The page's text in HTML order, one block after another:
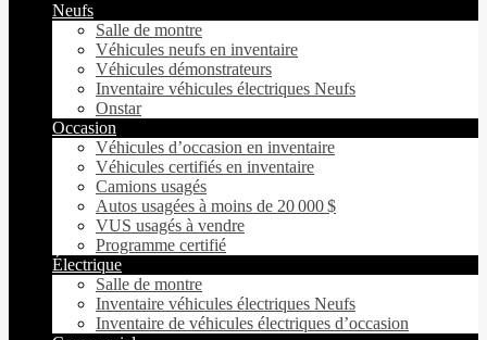
Neufs
Salle de montre
Véhicules neufs en inventaire
Véhicules démonstrateurs
Inventaire véhicules électriques Neufs
Onstar
Occasion
Véhicules d’occasion en inventaire
Véhicules certifiés en inventaire
Camions usagés
Autos usagées à moins de 20 000 $
VUS usagés à vendre
Programme certifié
Électrique
Salle de montre
Inventaire véhicules électriques Neufs
Inventaire de véhicules électriques d’occasion